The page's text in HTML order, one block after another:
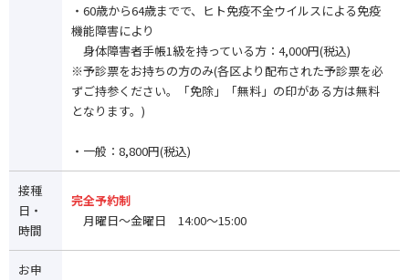
・60歳から64歳までで、ヒト免疫不全ウイルスによる免疫
機能障害により
身体障害者手帳1級を持っている方：4,000円(税込)
※予診票をお持ちの方のみ(各区より配布された予診票を必
ずご持参ください。「免除」「無料」の印がある方は無料
となります。)
・一般：8,800円(税込)
接種
日・
時間
完全予約制
月曜日～金曜日 14:00～15:00
お申